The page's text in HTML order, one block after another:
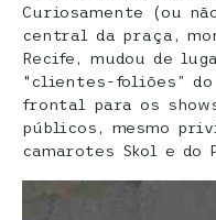
Curiosamente (ou
central da praça,
Recife, mudou de
“clientes-foliões” do
frontal para os
públicos, mesmo
camarotes Skol e do